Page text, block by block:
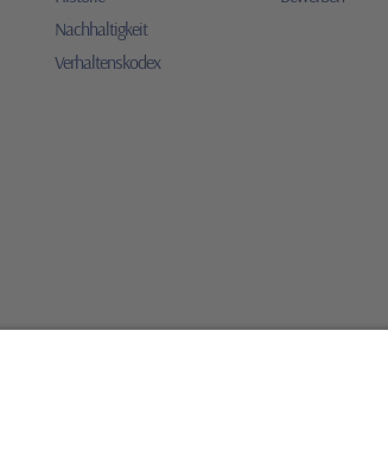
Nachhaltigkeit
Verhaltenskodex